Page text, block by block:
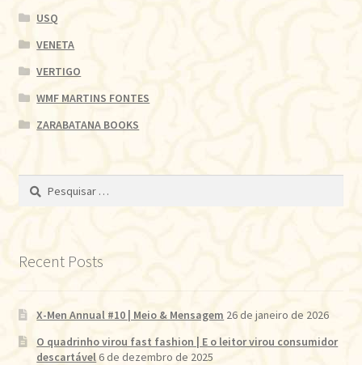
USQ
VENETA
VERTIGO
WMF MARTINS FONTES
ZARABATANA BOOKS
Pesquisar
Recent Posts
X-Men Annual #10 | Meio & Mensagem 26 de janeiro de 2026
O quadrinho virou fast fashion | E o leitor virou consumidor
descartável 6 de dezembro de 2025